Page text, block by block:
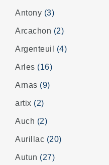
Antony (3)
Arcachon (2)
Argenteuil (4)
Arles (16)
Arnas (9)
artix (2)
Auch (2)
Aurillac (20)
Autun (27)